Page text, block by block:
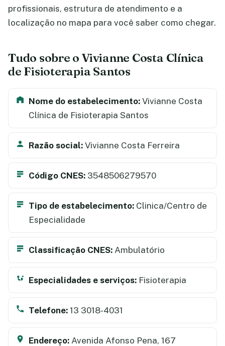
profissionais, estrutura de atendimento e a
localização no mapa para você saber como chegar.
Tudo sobre o Vivianne Costa Clínica
de Fisioterapia Santos
Nome do estabelecimento: Vivianne Costa
Clínica de Fisioterapia Santos
Razão social: Vivianne Costa Ferreira
Código CNES: 3548506279570
Tipo de estabelecimento: Clinica/Centro de
Especialidade
Classificação CNES: Ambulatório
Especialidades e serviços: Fisioterapia
Telefone: 13 3018-4031
Endereço: Avenida Afonso Pena, 167